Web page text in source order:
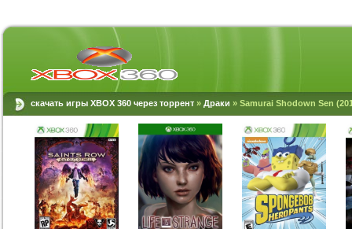
скачать игры XBOX 360 через торрент » Драки » Samurai Shodown Sen